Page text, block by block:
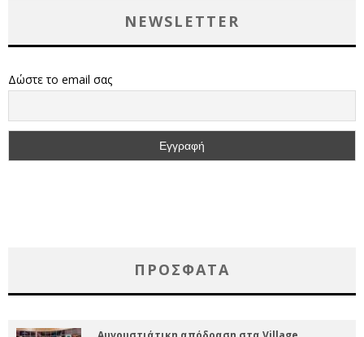
NEWSLETTER
Δώστε το email σας
ΠΡΌΣΦΑΤΑ